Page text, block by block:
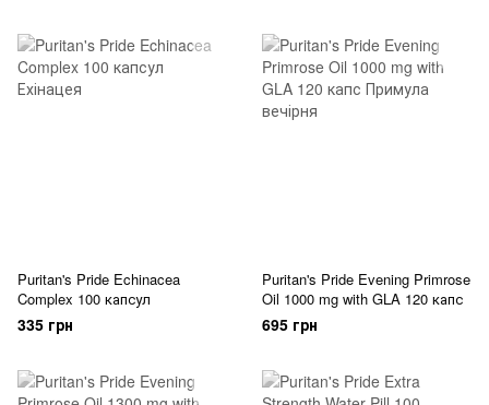
Puritan's Pride Echinacea
Complex 100 капсул
335 грн
Puritan's Pride Evening Primrose
Oil 1000 mg with GLA 120 капс
695 грн